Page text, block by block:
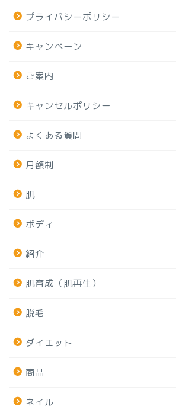
プライバシーポリシー
キャンペーン
ご案内
キャンセルポリシー
よくある質問
月額制
肌
ボディ
紹介
肌育成（肌再生）
脱毛
ダイエット
商品
ネイル